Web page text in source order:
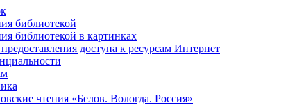
библиотекой
библиотекой в картинках
доступа к ресурсам Интернет
чтения «Белов. Вологда. Россия»